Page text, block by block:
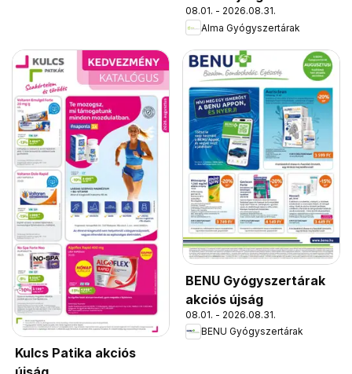
08.01. - 2026.08.31.
Alma Gyógyszertárak
Kulcs Patika akciós
BENU Gyógyszertárak
akciós újság
08.01. - 2026.08.31.
BENU Gyógyszertárak